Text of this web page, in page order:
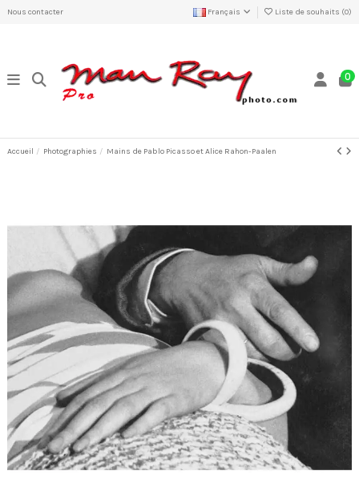
Nous contacter Français Liste de souhaits (0)
0
Accueil Photographies Mains de Pablo Picasso et Alice Rahon-Paalen